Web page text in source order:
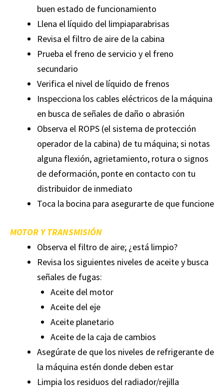
buen estado de funcionamiento
Llena el líquido del limpiaparabrisas
Revisa el filtro de aire de la cabina
Prueba el freno de servicio y el freno
secundario
Verifica el nivel de líquido de frenos
Inspecciona los cables eléctricos de la máquina
en busca de señales de daño o abrasión
Observa el ROPS (el sistema de protección
operador de la cabina) de tu máquina; si notas
alguna flexión, agrietamiento, rotura o signos
de deformación, ponte en contacto con tu
distribuidor de inmediato
Toca la bocina para asegurarte de que funcione
MOTOR Y TRANSMISIÓN
Observa el filtro de aire; ¿está limpio?
Revisa los siguientes niveles de aceite y busca
señales de fugas:
Aceite del motor
Aceite del eje
Aceite planetario
Aceite de la caja de cambios
Asegúrate de que los niveles de refrigerante de
la máquina estén donde deben estar
Limpia los residuos del radiador/rejilla